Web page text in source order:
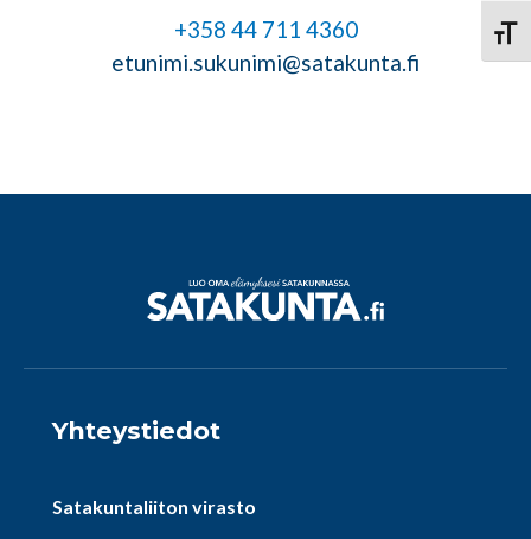
+358 44 711 4360
etunimi.sukunimi@satakunta.fi
Yhteystiedot
Satakuntaliiton virasto